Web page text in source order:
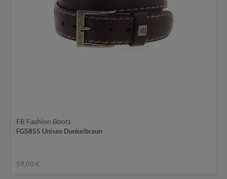
FB Fashion Boots
FG5855 Unisex Dunkelbraun
59,00 €